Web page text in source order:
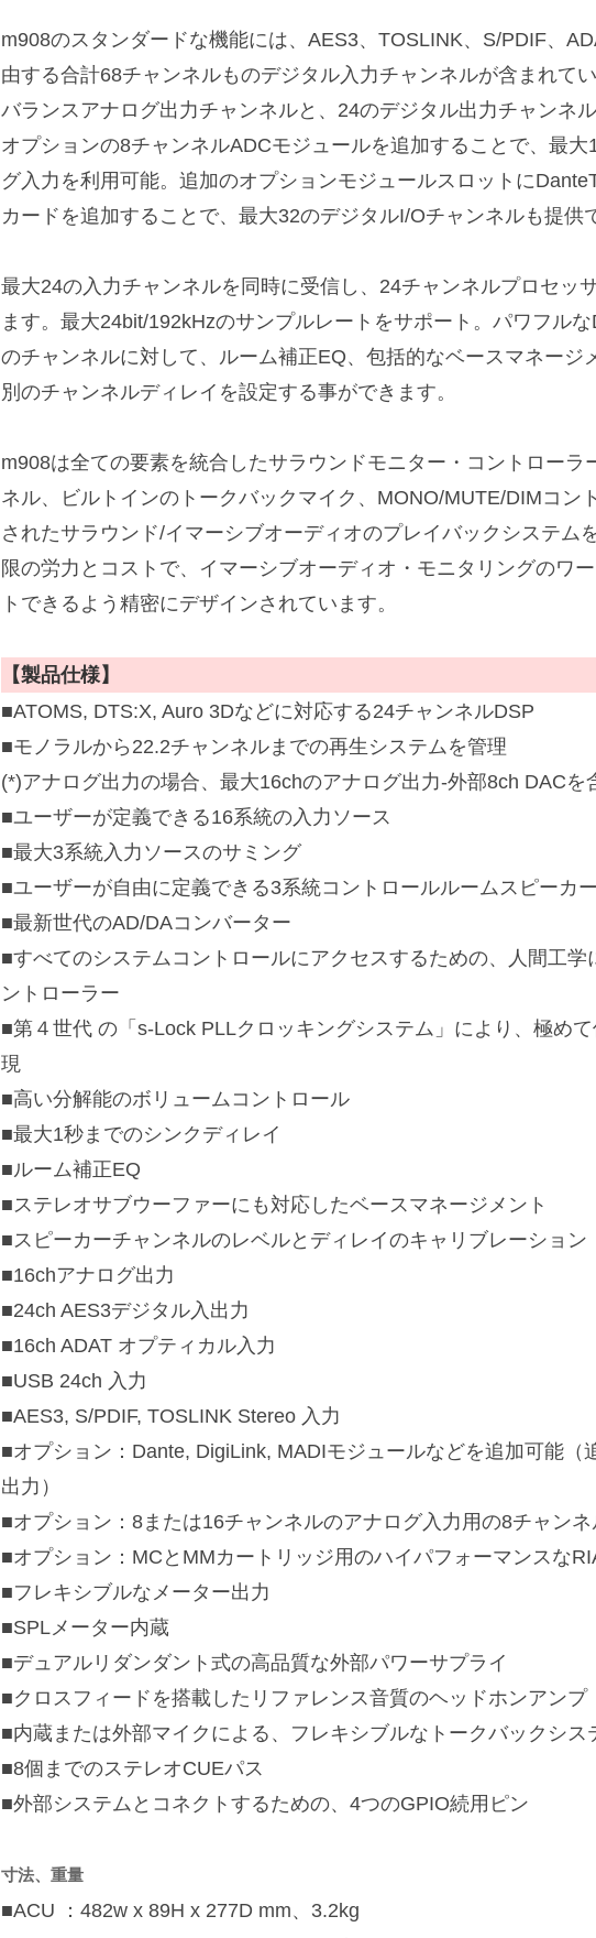
m908のスタンダードな機能には、AES3、TOSLINK、S/PDIF、
由する合計68チャンネルものデジタル入力チャンネルが含まれて
バランスアナログ出力チャンネルと、24のデジタル出力チャンネ
オプションの8チャンネルADCモジュールを追加することで、最大
グ入力を利用可能。追加のオプションモジュールスロットに
カードを追加することで、最大32のデジタルI/Oチャンネルも提供
最大24の入力チャンネルを同時に受信し、24チャンネルプロセッ
ます。最大24bit/192kHzのサンプルレートをサポート。パワフル
のチャンネルに対して、ルーム補正EQ、包括的なベースマネージ
別のチャンネルディレイを設定する事ができます。
m908は全ての要素を統合したサラウンドモニター・コントローラ
ネル、ビルトインのトークバックマイク、MONO/MUTE/DIMコン
されたサラウンド/イマーシブオーディオのプレイバックシステム
限の労力とコストで、イマーシブオーディオ・モニタリングのワ
トできるよう精密にデザインされています。
【製品仕様】
■ATOMS, DTS:X, Auro 3Dなどに対応する24チャンネルDSP
■モノラルから22.2チャンネルまでの再生システムを管理
(*)アナログ出力の場合、最大16chのアナログ出力-外部8ch DACを
■ユーザーが定義できる16系統の入力ソース
■最大3系統入力ソースのサミング
■ユーザーが自由に定義できる3系統コントロールルームスピーカ
■最新世代のAD/DAコンバーター
■すべてのシステムコントロールにアクセスするための、人間工学
ントローラー
■第４世代 の「s-Lock PLLクロッキングシステム」により、極め
現
■高い分解能のボリュームコントロール
■最大1秒までのシンクディレイ
■ルーム補正EQ
■ステレオサブウーファーにも対応したベースマネージメント
■スピーカーチャンネルのレベルとディレイのキャリブレーション
■16chアナログ出力
■24ch AES3デジタル入出力
■16ch ADAT オプティカル入力
■USB 24ch 入力
■AES3, S/PDIF, TOSLINK Stereo 入力
■オプション：Dante, DigiLink, MADIモジュールなどを追加可能（
出力）
■オプション：8または16チャンネルのアナログ入力用の8チャン
■オプション：MCとMMカートリッジ用のハイパフォーマンスな
■フレキシブルなメーター出力
■SPLメーター内蔵
■デュアルリダンダント式の高品質な外部パワーサプライ
■クロスフィードを搭載したリファレンス音質のヘッドホンアンプ
■内蔵または外部マイクによる、フレキシブルなトークバックシス
■8個までのステレオCUEパス
■外部システムとコネクトするための、4つのGPIO続用ピン
寸法、重量
■ACU ：482w x 89H x 277D mm、3.2kg